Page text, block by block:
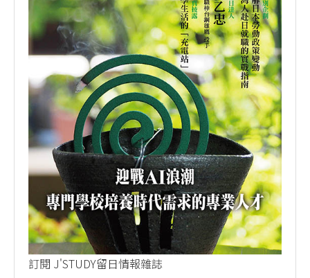
訂閱 J'STUDY留日情報雜誌